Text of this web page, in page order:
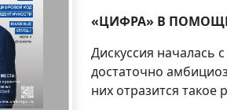
«ЦИФРА» В
Дискуссия началась
достаточно
них отразится такое